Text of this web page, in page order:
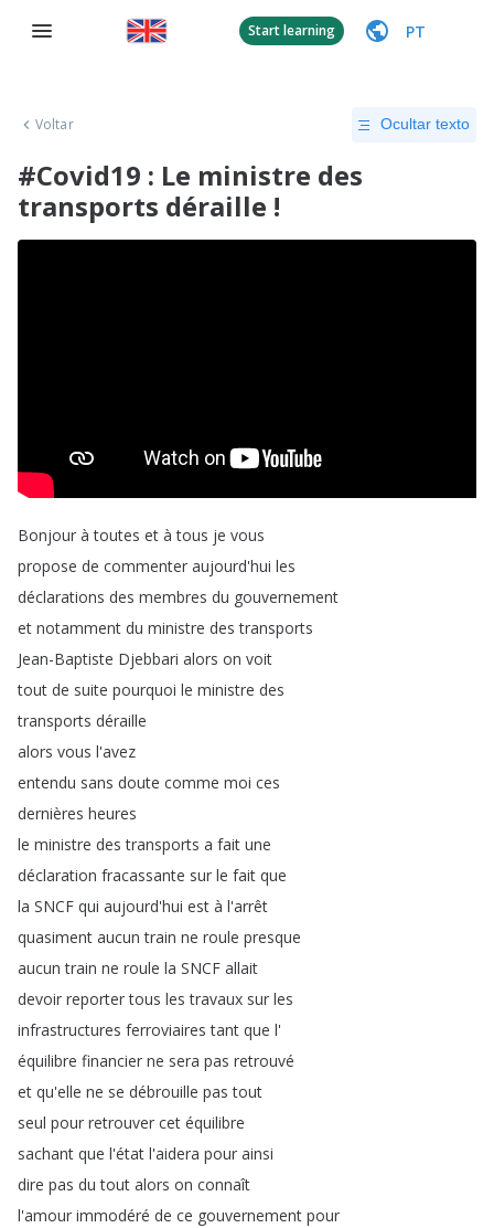
Start learning PT
Voltar Ocultar texto
#Covid19 : Le ministre des
transports déraille !
Bonjour à toutes et à tous je vous
propose de commenter aujourd'hui les
déclarations des membres du gouvernement
et notamment du ministre des transports
Jean-Baptiste Djebbari alors on voit
tout de suite pourquoi le ministre des
transports déraille
alors vous l'avez
entendu sans doute comme moi ces
dernières heures
le ministre des transports a fait une
déclaration fracassante sur le fait que
la SNCF qui aujourd'hui est à l'arrêt
quasiment aucun train ne roule presque
aucun train ne roule la SNCF allait
devoir reporter tous les travaux sur les
infrastructures ferroviaires tant que l'
équilibre financier ne sera pas retrouvé
et qu'elle ne se débrouille pas tout
seul pour retrouver cet équilibre
sachant que l'état l'aidera pour ainsi
dire pas du tout alors on connaît
l'amour immodéré de ce gouvernement pour